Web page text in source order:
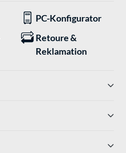
PC-Konfigurator
Retoure &
Reklamation